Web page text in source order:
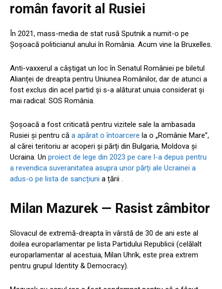
român favorit al Rusiei
În 2021, mass-media de stat rusă Sputnik a numit-o pe
Șoșoacă politicianul anului în România. Acum vine la Bruxelles.
Anti-vaxxerul a câștigat un loc în Senatul României pe biletul
Alianței de dreapta pentru Uniunea Românilor, dar de atunci a
fost exclus din acel partid și s-a alăturat unuia considerat și
mai radical: SOS România.
Șoșoacă a fost criticată pentru vizitele sale la ambasada
Rusiei și pentru că a apărat o întoarcere la o „Românie Mare”,
al cărei teritoriu ar acoperi și părți din Bulgaria, Moldova și
Ucraina. Un proiect de lege din 2023 pe care l-a depus pentru
a revendica suveranitatea asupra unor părți ale Ucrainei a
adus-o pe lista de sancțiuni a țării .
Milan Mazurek — Rasist zâmbitor
Slovacul de extremă-dreapta în vârstă de 30 de ani este al
doilea europarlamentar pe lista Partidului Republicii (celălalt
europarlamentar al acestuia, Milan Uhrík, este prea extrem
pentru grupul Identity & Democracy).